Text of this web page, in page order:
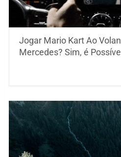
Jogar Mario Kart Ao
Mercedes? Sim, é Possível